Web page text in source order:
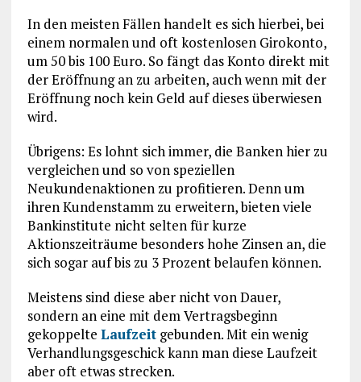
In den meisten Fällen handelt es sich hierbei, bei
einem normalen und oft kostenlosen Girokonto,
um 50 bis 100 Euro. So fängt das Konto direkt mit
der Eröffnung an zu arbeiten, auch wenn mit der
Eröffnung noch kein Geld auf dieses überwiesen
wird.
Übrigens: Es lohnt sich immer, die Banken hier zu
vergleichen und so von speziellen
Neukundenaktionen zu profitieren. Denn um
ihren Kundenstamm zu erweitern, bieten viele
Bankinstitute nicht selten für kurze
Aktionszeiträume besonders hohe Zinsen an, die
sich sogar auf bis zu 3 Prozent belaufen können.
Meistens sind diese aber nicht von Dauer,
sondern an eine mit dem Vertragsbeginn
gekoppelte Laufzeitgebunden. Mit ein wenig
Verhandlungsgeschick kann man diese Laufzeit
aber oft etwas strecken.